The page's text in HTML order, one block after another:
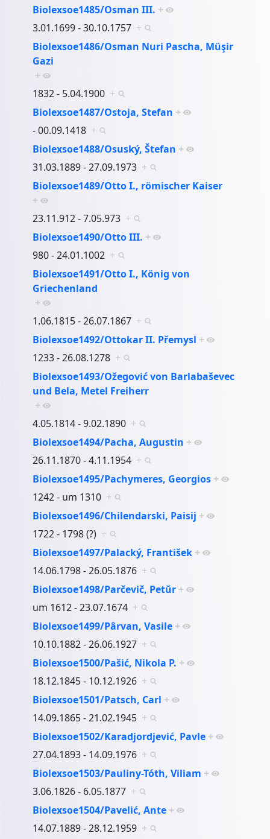
Biolexsoe1485/Osman III. +
3.01.1699 - 30.10.1757 +
Biolexsoe1486/Osman Nuri Pascha, Müşir
Gazi
+
1832 - 5.04.1900 +
Biolexsoe1487/Ostoja, Stefan +
- 00.09.1418 +
Biolexsoe1488/Osuský, Štefan +
31.03.1889 - 27.09.1973 +
Biolexsoe1489/Otto I., römischer Kaiser
+
23.11.912 - 7.05.973 +
Biolexsoe1490/Otto III. +
980 - 24.01.1002 +
Biolexsoe1491/Otto I., König von
Griechenland
+
1.06.1815 - 26.07.1867 +
Biolexsoe1492/Ottokar II. Přemysl +
1233 - 26.08.1278 +
Biolexsoe1493/Ožegović von Barlabaševec
und Bela, Metel Freiherr
+
4.05.1814 - 9.02.1890 +
Biolexsoe1494/Pacha, Augustin +
26.11.1870 - 4.11.1954 +
Biolexsoe1495/Pachymeres, Georgios +
1242 - um 1310 +
Biolexsoe1496/Chilendarski, Paisij +
1722 - 1798 (?) +
Biolexsoe1497/Palacký, František +
14.06.1798 - 26.05.1876 +
Biolexsoe1498/Parčevič, Petŭr +
um 1612 - 23.07.1674 +
Biolexsoe1499/Pârvan, Vasile +
10.10.1882 - 26.06.1927 +
Biolexsoe1500/Pašić, Nikola P. +
18.12.1845 - 10.12.1926 +
Biolexsoe1501/Patsch, Carl +
14.09.1865 - 21.02.1945 +
Biolexsoe1502/Karadjordjević, Pavle +
27.04.1893 - 14.09.1976 +
Biolexsoe1503/Pauliny-Tóth, Viliam +
3.06.1826 - 6.05.1877 +
Biolexsoe1504/Pavelić, Ante +
14.07.1889 - 28.12.1959 +